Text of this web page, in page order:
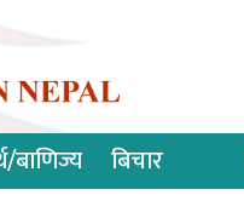
बाणिज्य बिचार